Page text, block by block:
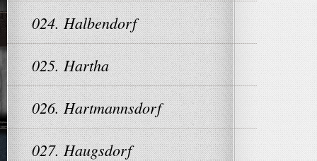
024. Halbendorf
025. Hartha
026. Hartmannsdorf
027. Haugsdorf